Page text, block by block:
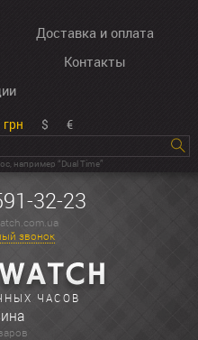
Доставка и оплата
Контакты
грн $ €
например “Dual Time”
32-23
звонок
ЧАСОВ